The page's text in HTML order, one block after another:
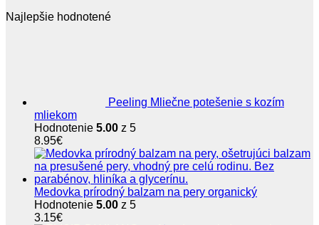
bola:
je:
Najlepšie hodnotené
Peeling Mliečne potešenie s kozím
mliekom
Hodnotenie 5.00 z 5
8.95€
Medovka prírodný balzam na pery organický
Hodnotenie 5.00 z 5
3.15€